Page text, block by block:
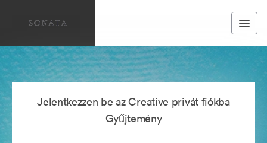
Jelentkezzen be az Creative privát fiókba
Gyűjtemény